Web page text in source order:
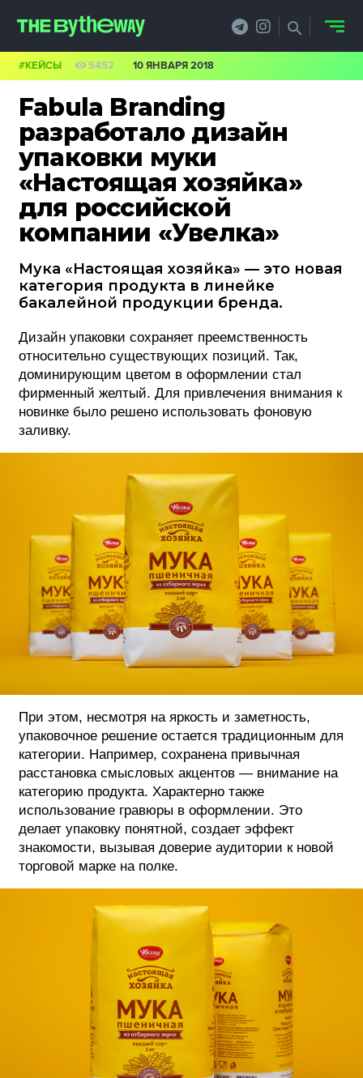
Fabula Branding
разработало дизайн
упаковки муки
«Настоящая хозяйка»
для российской
компании «Увелка»
Мука «Настоящая хозяйка» — это новая
категория продукта в линейке
бакалейной продукции бренда.
#КЕЙСЫ 5452 10 ЯНВАРЯ 2018
Дизайн упаковки сохраняет преемственность
относительно существующих позиций. Так,
доминирующим цветом в оформлении стал
фирменный желтый. Для привлечения внимания к
новинке было решено использовать фоновую
заливку.
При этом, несмотря на яркость и заметность,
упаковочное решение остается традиционным для
категории. Например, сохранена привычная
расстановка смысловых акцентов — внимание на
категорию продукта. Характерно также
использование гравюры в оформлении. Это
делает упаковку понятной, создает эффект
знакомости, вызывая доверие аудитории к новой
торговой марке на полке.
НОВОСТИ
PRO.ОБЗОР
КЕЙСЫ
ФИЛОСОФИЯ
КРЕАТИВА
БИЗНЕС И
ТЕХНОЛОГИИ
ФЕСТИВАЛИ
ФОТОГРАФИЯ
ИСТОРИИ БРЕНДОВ
О ПРОЕКТЕ
РЕКЛАМА
КОНТАКТЫ